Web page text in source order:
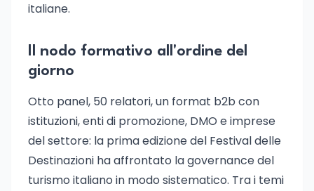
italiane.
Il nodo formativo all'ordine del
giorno
Otto panel, 50 relatori, un format b2b con
istituzioni, enti di promozione, DMO e imprese
del settore: la prima edizione del Festival delle
Destinazioni ha affrontato la governance del
turismo italiano in modo sistematico. Tra i temi